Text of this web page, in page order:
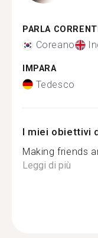
PARLA
Coreano
IMPARA
Tedesco
I miei obiettivi
Making friends
Leggi di più